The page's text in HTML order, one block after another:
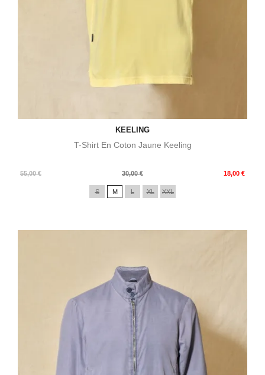
KEELING
T-Shirt En Coton Jaune Keeling
55,00 €
Prix
30,00 € 18,00 €
Prix
S M L XL XXL